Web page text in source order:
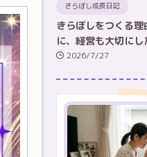
きらぼし成長日記
きらぼしをつくる
に、経営も大切にし
2026/7/27